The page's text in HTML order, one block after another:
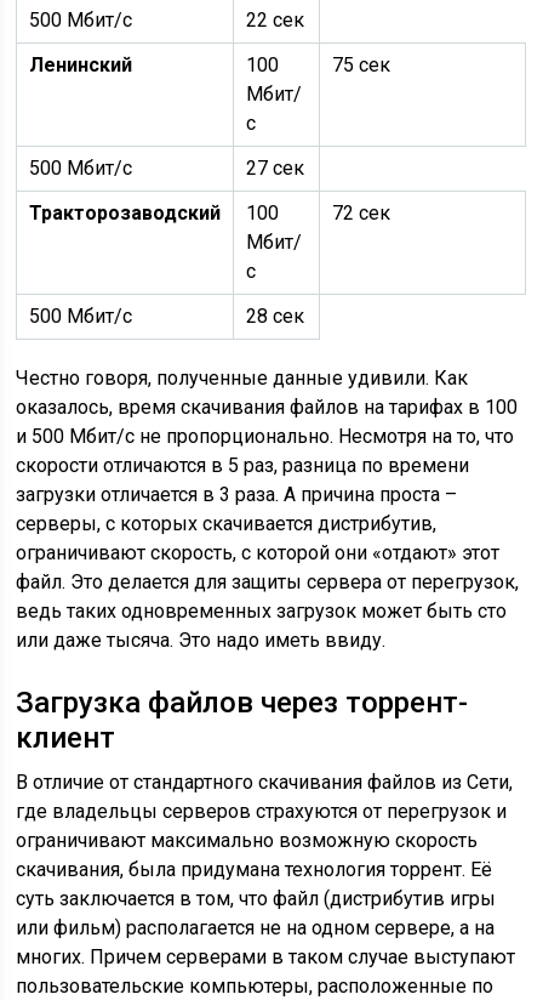
500 Мбит/с
22 сек
Ленинский
100
Мбит/
с
75 сек
500 Мбит/с
27 сек
Тракторозаводский
100
Мбит/
с
72 сек
500 Мбит/с 28 сек
Честно говоря, полученные данные удивили. Как
оказалось, время скачивания файлов на тарифах в 100
и 500 Мбит/с не пропорционально. Несмотря на то, что
скорости отличаются в 5 раз, разница по времени
загрузки отличается в 3 раза. А причина проста –
серверы, с которых скачивается дистрибутив,
ограничивают скорость, с которой они «отдают» этот
файл. Это делается для защиты сервера от перегрузок,
ведь таких одновременных загрузок может быть сто
или даже тысяча. Это надо иметь ввиду.
Загрузка файлов через торрент-
клиент
В отличие от стандартного скачивания файлов из Сети,
где владельцы серверов страхуются от перегрузок и
ограничивают максимально возможную скорость
скачивания, была придумана технология торрент. Её
суть заключается в том, что файл (дистрибутив игры
или фильм) располагается не на одном сервере, а на
многих. Причем серверами в таком случае выступают
пользовательские компьютеры, расположенные по